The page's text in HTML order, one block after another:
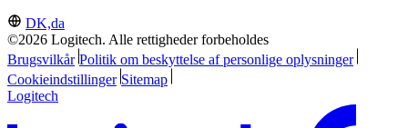
DK,da
©2026 Logitech. Alle rettigheder forbeholdes
Brugsvilkår Politik om beskyttelse af personlige oplysninger
Cookieindstillinger Sitemap
Logitech